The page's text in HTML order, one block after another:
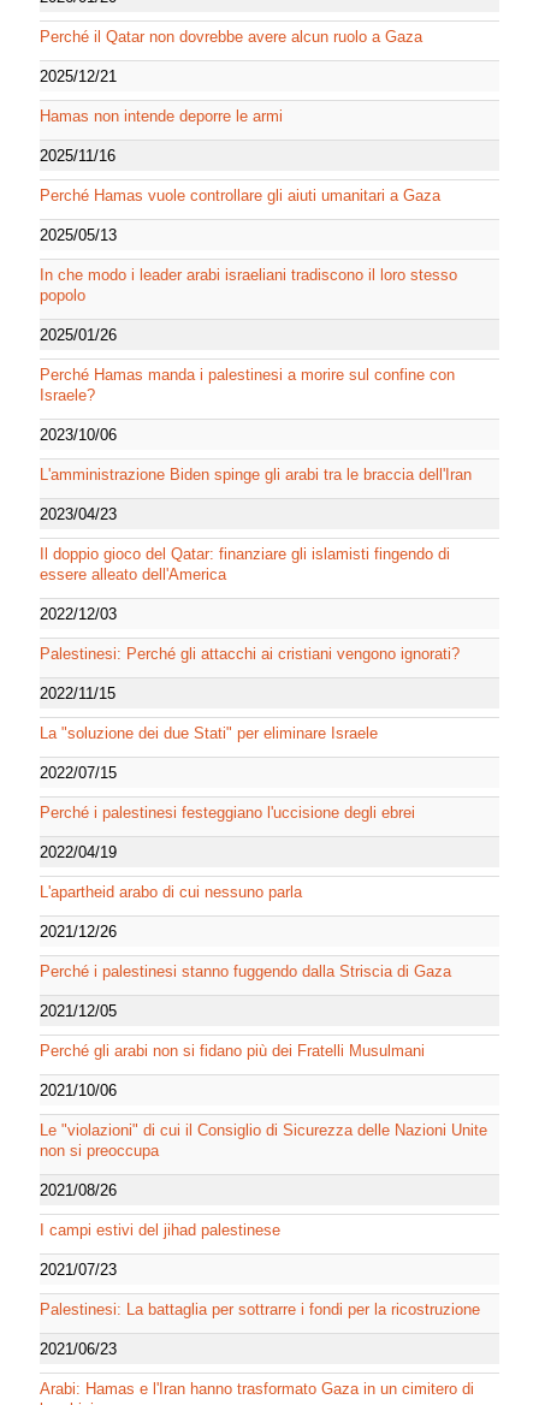
Perché il Qatar non dovrebbe avere alcun ruolo a Gaza
2025/12/21
Hamas non intende deporre le armi
2025/11/16
Perché Hamas vuole controllare gli aiuti umanitari a Gaza
2025/05/13
In che modo i leader arabi israeliani tradiscono il loro stesso
popolo
2025/01/26
Perché Hamas manda i palestinesi a morire sul confine con
Israele?
2023/10/06
L'amministrazione Biden spinge gli arabi tra le braccia dell'Iran
2023/04/23
Il doppio gioco del Qatar: finanziare gli islamisti fingendo di
essere alleato dell'America
2022/12/03
Palestinesi: Perché gli attacchi ai cristiani vengono ignorati?
2022/11/15
La "soluzione dei due Stati" per eliminare Israele
2022/07/15
Perché i palestinesi festeggiano l'uccisione degli ebrei
2022/04/19
L'apartheid arabo di cui nessuno parla
2021/12/26
Perché i palestinesi stanno fuggendo dalla Striscia di Gaza
2021/12/05
Perché gli arabi non si fidano più dei Fratelli Musulmani
2021/10/06
Le "violazioni" di cui il Consiglio di Sicurezza delle Nazioni Unite
non si preoccupa
2021/08/26
I campi estivi del jihad palestinese
2021/07/23
Palestinesi: La battaglia per sottrarre i fondi per la ricostruzione
2021/06/23
Arabi: Hamas e l'Iran hanno trasformato Gaza in un cimitero di